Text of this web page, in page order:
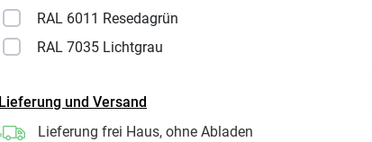
RAL 6011 Resedagrün
RAL 7035 Lichtgrau
Lieferung und Versand
Lieferung frei Haus, ohne Abladen